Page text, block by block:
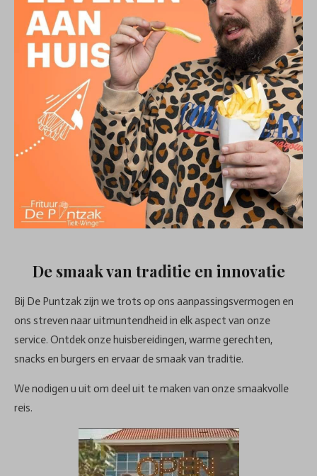
De smaak van traditie en innovatie
Bij De Puntzak zijn we trots op ons aanpassingsvermogen en
ons streven naar uitmuntendheid in elk aspect van onze
service. Ontdek onze huisbereidingen, warme gerechten,
snacks en burgers en ervaar de smaak van traditie.
We nodigen u uit om deel uit te maken van onze smaakvolle
reis.